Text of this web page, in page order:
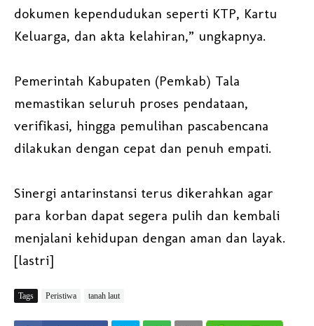
dokumen kependudukan seperti KTP, Kartu
Keluarga, dan akta kelahiran,” ungkapnya.
Pemerintah Kabupaten (Pemkab) Tala
memastikan seluruh proses pendataan,
verifikasi, hingga pemulihan pascabencana
dilakukan dengan cepat dan penuh empati.
Sinergi antarinstansi terus dikerahkan agar
para korban dapat segera pulih dan kembali
menjalani kehidupan dengan aman dan layak.
[lastri]
Tags Peristiwa tanah laut